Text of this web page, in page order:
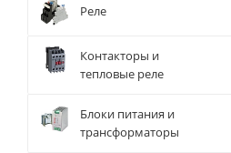
Реле
Контакторы и
тепловые реле
Блоки питания и
трансформаторы